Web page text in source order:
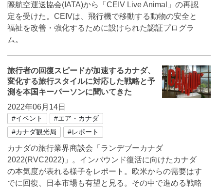
際航空運送協会(IATA)から「CEIV Live Animal」の再認
定を受けた。CEIVは、飛行機で移動する動物の安全と
福祉を改善・強化するために設けられた認証プログラ
ム。
旅行者の回復スピードが加速するカナダ、
変化する旅行スタイルに対応した戦略と予
測を本国キーパーソンに聞いてきた
2022年06月14日
#イベント
#エア・カナダ
#カナダ観光局
#レポート
カナダの旅行業界商談会「ランデブーカナダ
2022(RVC2022)」。インバウンド復活に向けたカナダ
の本気度が表れる様子をレポート。欧米からの需要はす
でに回復、日本市場も有望と見る。その中で進める戦略